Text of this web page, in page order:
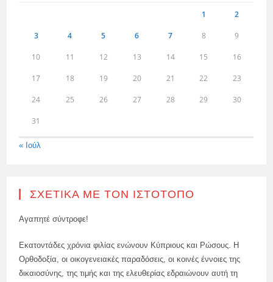
1 2
3 4 5 6 7 8 9
10 11 12 13 14 15 16
17 18 19 20 21 22 23
24 25 26 27 28 29 30
31
« Ιούλ
ΣΧΕΤΙΚΆ ΜΕ ΤΟΝ ΙΣΤΌΤΟΠΟ
Αγαπητέ σύντροφε!
Εκατοντάδες χρόνια φιλίας ενώνουν Κύπριους και Ρώσους. Η
Ορθοδοξία, οι οικογενειακές παραδόσεις, οι κοινές έννοιες της
δικαιοσύνης, της τιμής και της ελευθερίας εδραιώνουν αυτή τη